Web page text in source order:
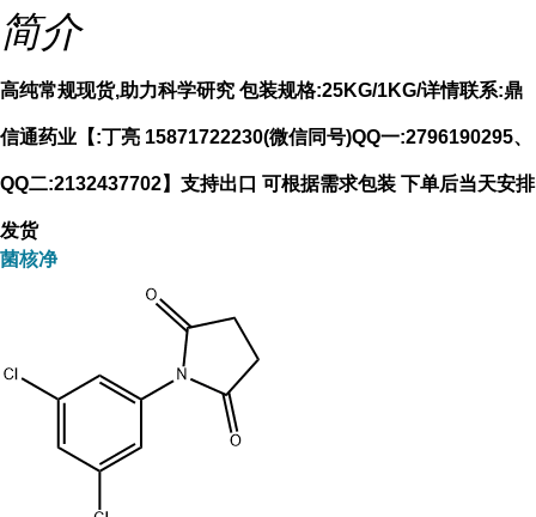
简介
高纯常规现货,助力科学研究 包装规格:25KG/1KG/详情联系:鼎
信通药业【:丁亮 15871722230(微信同号)QQ一:2796190295、
QQ二:2132437702】支持出口 可根据需求包装 下单后当天安排
发货
菌核净